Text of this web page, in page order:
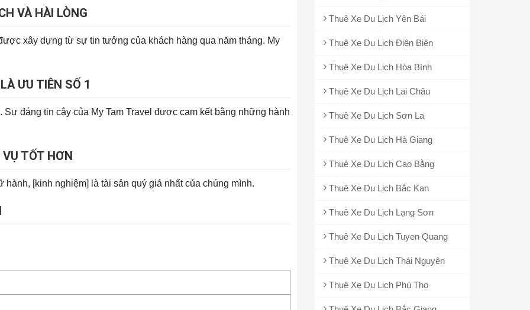
VÀ HÀI LÒNG
xây dựng từ sự tin tưởng của khách hàng qua năm tháng. My
ƯU TIÊN SỐ 1
đáng tin cậy của My Tam Travel được cam kết bằng những hành
TỐT HƠN
[kinh nghiệm] là tài sản quý giá nhất của chúng mình.
Thuê Xe Du Lịch Yên Bái
Thuê Xe Du Lịch Điện Biên
Thuê Xe Du Lịch Hòa Bình
Thuê Xe Du Lịch Lai Châu
Thuê Xe Du Lịch Sơn La
Thuê Xe Du Lịch Hà Giang
Thuê Xe Du Lịch Cao Bằng
Thuê Xe Du Lịch Bắc Kan
Thuê Xe Du Lịch Lạng Sơn
Thuê Xe Du Lịch Tuyen Quang
Thuê Xe Du Lịch Thái Nguyên
Thuê Xe Du Lịch Phú Thọ